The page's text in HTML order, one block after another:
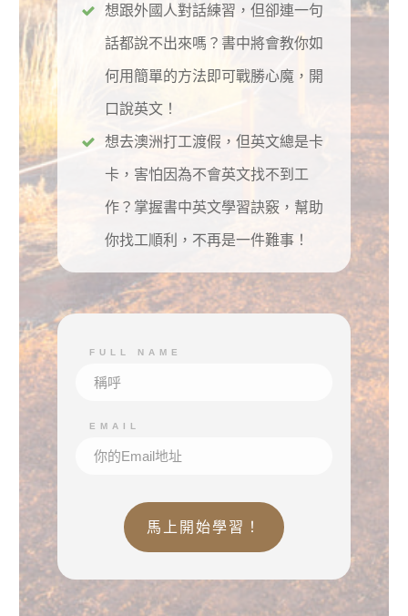
想跟外國人對話練習，但卻連一句
話都說不出來嗎？書中將會教你如
何用簡單的方法即可戰勝心魔，開
口說英文！
想去澳洲打工渡假，但英文總是卡
卡，害怕因為不會英文找不到工
作？掌握書中英文學習訣竅，幫助
你找工順利，不再是一件難事！
FULL NAME
EMAIL
馬上開始學習！